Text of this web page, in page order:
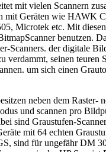
mit vielen Scannern
mit Geräten wie HAWK
Microtek etc. Mit
benutzen.
Scanners. der digitale
verdammt, seinen teuren
um sich einen
neben dem Raster-
und scannen pro
sind Graustufen-
mit 64 echten
sind für ungefähr DM